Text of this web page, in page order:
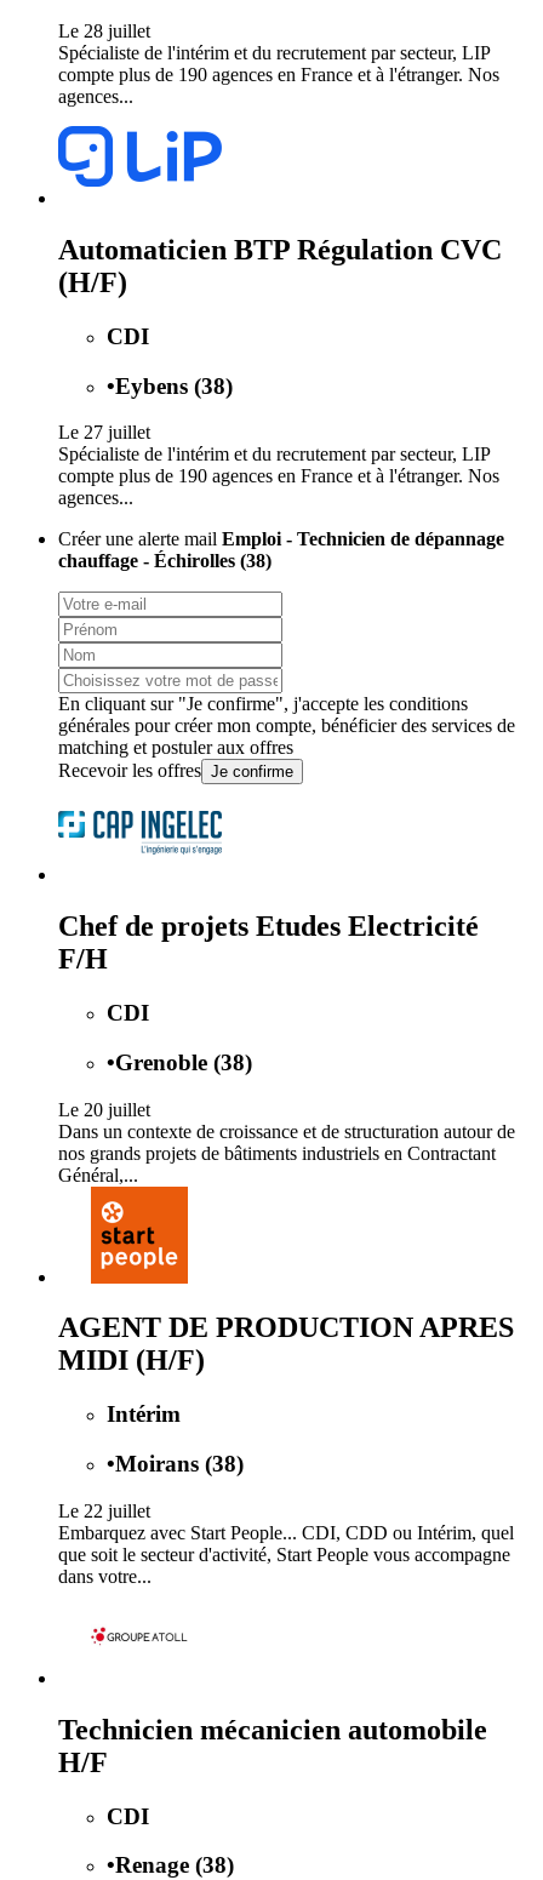
Le 28 juillet
Spécialiste de l'intérim et du recrutement par secteur, LIP
compte plus de 190 agences en France et à l'étranger. Nos
agences...
Automaticien BTP Régulation CVC
(H/F)
CDI
•Eybens (38)
Le 27 juillet
Spécialiste de l'intérim et du recrutement par secteur, LIP
compte plus de 190 agences en France et à l'étranger. Nos
agences...
Créer une alerte mail Emploi - Technicien de dépannage
chauffage - Échirolles (38)
En cliquant sur "Je confirme", j'accepte les conditions
générales pour créer mon compte, bénéficier des services de
matching et postuler aux offres
Recevoir les offres Je confirme
Chef de projets Etudes Electricité
F/H
CDI
•Grenoble (38)
Le 20 juillet
Dans un contexte de croissance et de structuration autour de
nos grands projets de bâtiments industriels en Contractant
Général,...
AGENT DE PRODUCTION APRES
MIDI (H/F)
Intérim
•Moirans (38)
Le 22 juillet
Embarquez avec Start People... CDI, CDD ou Intérim, quel
que soit le secteur d'activité, Start People vous accompagne
dans votre...
Technicien mécanicien automobile
H/F
CDI
•Renage (38)